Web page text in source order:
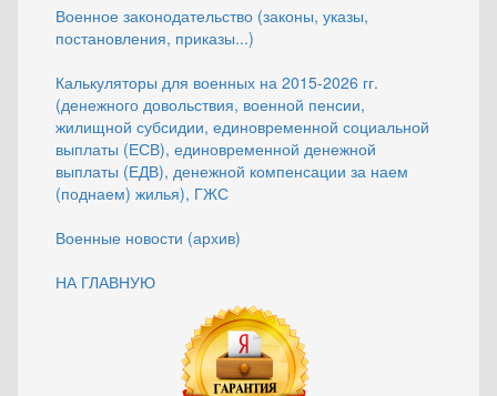
Военное законодательство (законы, указы,
постановления, приказы...)
Калькуляторы для военных на 2015-2026 гг.
(денежного довольствия, военной пенсии,
жилищной субсидии, единовременной социальной
выплаты (ЕСВ), единовременной денежной
выплаты (ЕДВ), денежной компенсации за наем
(поднаем) жилья), ГЖС
Военные новости (архив)
НА ГЛАВНУЮ